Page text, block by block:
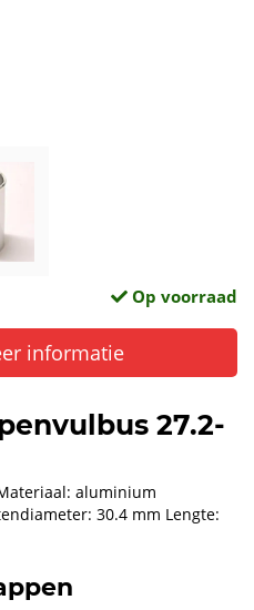
Op voorraad
informatie
27.2-
aluminium
30.4 mm Lengte: